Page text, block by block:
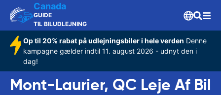
Canada
GUIDE
TIL BILUDLEJNING
Op til 20% rabat på udlejningsbiler i hele verden Denne
kampagne gælder indtil 11. august 2026 - udnyt den i
dag!
Mont-Laurier, QC Leje Af Bil